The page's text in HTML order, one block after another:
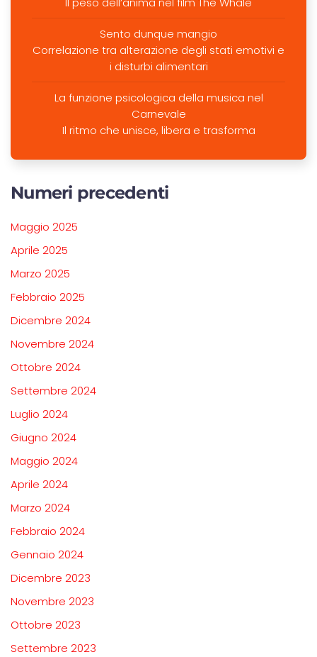
Sento dunque mangio
Correlazione tra alterazione degli stati emotivi e
i disturbi alimentari
La funzione psicologica della musica nel
Carnevale
Il ritmo che unisce, libera e trasforma
Numeri precedenti
Maggio 2025
Aprile 2025
Marzo 2025
Febbraio 2025
Dicembre 2024
Novembre 2024
Ottobre 2024
Settembre 2024
Luglio 2024
Giugno 2024
Maggio 2024
Aprile 2024
Marzo 2024
Febbraio 2024
Gennaio 2024
Dicembre 2023
Novembre 2023
Ottobre 2023
Settembre 2023